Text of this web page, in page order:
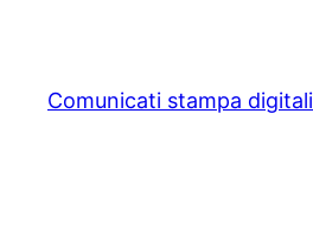
content
Comunicati stampa